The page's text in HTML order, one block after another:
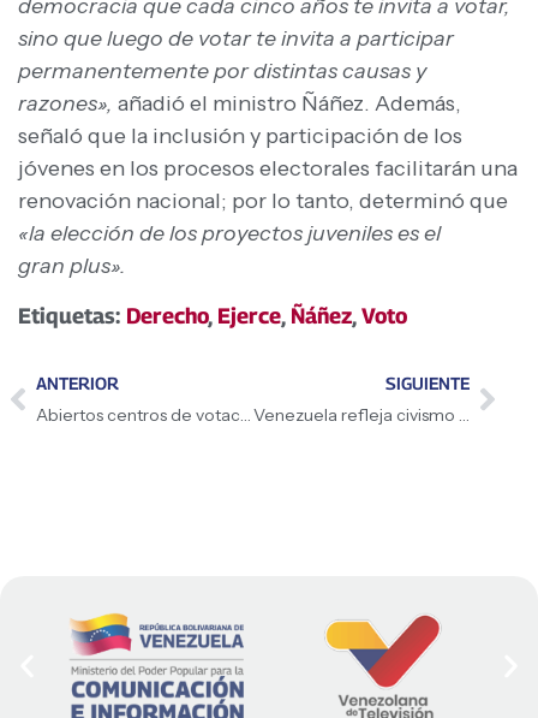
democracia que cada cinco años te invita a votar,
sino que luego de votar te invita a participar
permanentemente por distintas causas y
razones», añadió el ministro Ñáñez. Además,
señaló que la inclusión y participación de los
jóvenes en los procesos electorales facilitarán una
renovación nacional; por lo tanto, determinó que
«la elección de los proyectos juveniles es el
gran plus».
Etiquetas: Derecho, Ejerce, Ñáñez,Voto
ANTERIOR
Abiertos centros de votación para elecciones y Consulta Popular
SIGUIENTE
Venezuela refleja civismo y tranquilidad